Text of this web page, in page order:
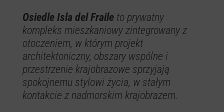
Osiedle Isla del Fraileto prywatny
kompleks mieszkaniowy zintegrowany z
otoczeniem, w którym projekt
architektoniczny, obszary wspólne i
przestrzenie krajobrazowe sprzyjają
spokojnemu stylowi życia, w stałym
kontakcie z nadmorskim krajobrazem.